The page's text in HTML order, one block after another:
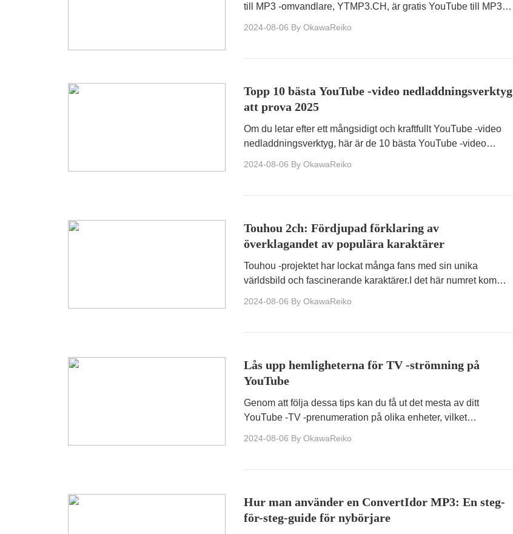
till MP3 -omvandlare, YTMP3.CH, är gratis YouTube till MP3 -
2024-08-06 By OkawaReiko
Topp 10 bästa YouTube -video nedladdningsverktyg
att prova 2025
Om du letar efter ett mångsidigt och kraftfullt YouTube -video
nedladdningsverktyg, här är de 10 bästa YouTube -video
2024-08-06 By OkawaReiko
Touhou 2ch: Fördjupad förklaring av
överklagandet av populära karaktärer
Touhou -projektet har lockat många fans med sin unika
världsbild och fascinerande karaktärer.I det här numret kommer
2024-08-06 By OkawaReiko
Lås upp hemligheterna för TV -strömning på
YouTube
Genom att följa dessa tips kan du få ut det mesta av ditt
YouTube -TV -prenumeration på olika enheter, vilket
2024-08-06 By OkawaReiko
Hur man använder en ConvertIdor MP3: En steg-
för-steg-guide för nybörjare